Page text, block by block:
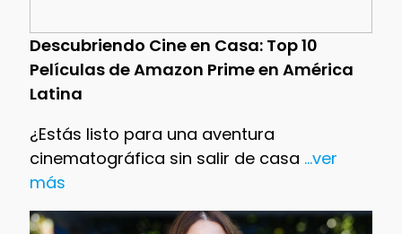
Descubriendo Cine en Casa: Top 10
Películas de Amazon Prime en América
Latina
¿Estás listo para una aventura
cinematográfica sin salir de casa ...ver
más